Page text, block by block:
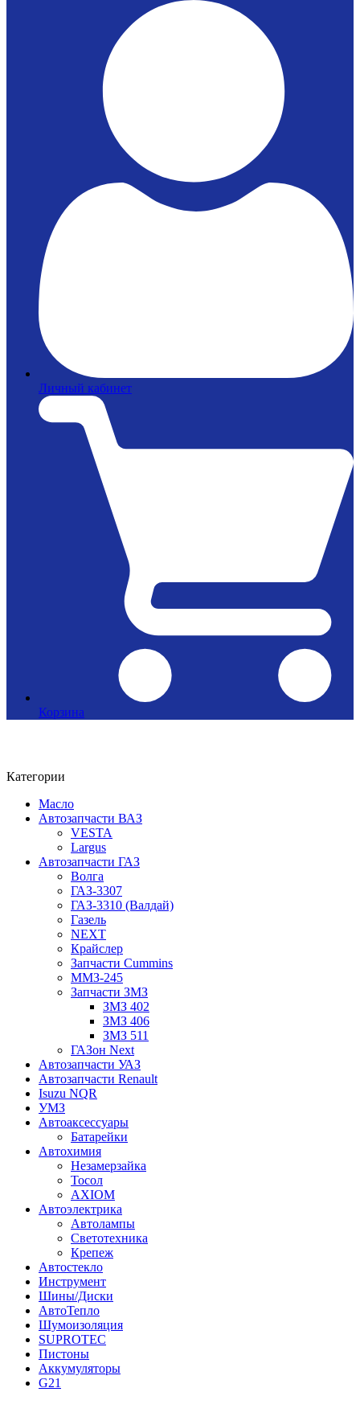
Личный кабинет
Корзина
Категории
Масло
Автозапчасти ВАЗ
VESTA
Largus
Автозапчасти ГАЗ
Волга
ГАЗ-3307
ГАЗ-3310 (Валдай)
Газель
NEXT
Крайслер
Запчасти Cummins
ММЗ-245
Запчасти ЗМЗ
ЗМЗ 402
ЗМЗ 406
ЗМЗ 511
ГАЗон Next
Автозапчасти УАЗ
Автозапчасти Renault
Isuzu NQR
УМЗ
Автоаксессуары
Батарейки
Автохимия
Незамерзайка
Тосол
AXIOM
Автоэлектрика
Автолампы
Светотехника
Крепеж
Автостекло
Инструмент
Шины/Диски
АвтоТепло
Шумоизоляция
SUPROTEC
Пистоны
Аккумуляторы
G21